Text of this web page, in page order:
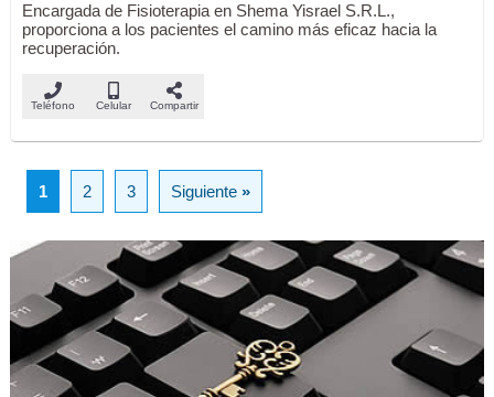
Encargada de Fisioterapia en Shema Yisrael S.R.L.,
proporciona a los pacientes el camino más eficaz hacia la
recuperación.
Teléfono Celular Compartir
1 2 3 Siguiente»